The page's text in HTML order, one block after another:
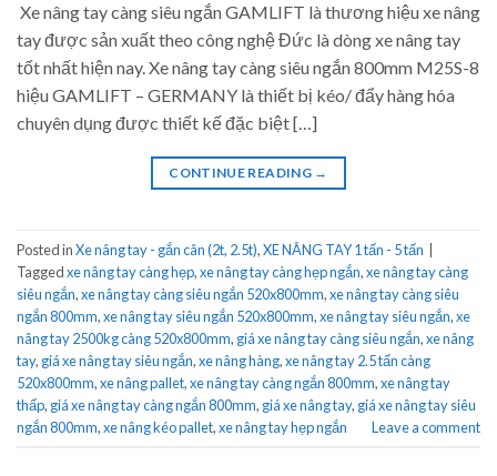
Xe nâng tay càng siêu ngắn GAMLIFT là thương hiệu xe nâng
tay được sản xuất theo công nghệ Đức là dòng xe nâng tay
tốt nhất hiện nay. Xe nâng tay càng siêu ngắn 800mm M25S-8
hiệu GAMLIFT – GERMANY là thiết bị kéo/ đẩy hàng hóa
chuyên dụng được thiết kế đặc biệt […]
CONTINUE READING →
Posted inXe nâng tay - gắn cân (2t, 2.5t),XE NÂNG TAY 1 tấn - 5 tấn
Taggedxe nâng tay càng hẹp,xe nâng tay càng hẹp ngắn,xe nâng tay càng
siêu ngắn,xe nâng tay càng siêu ngắn 520x800mm,xe nâng tay càng siêu
ngắn 800mm,xe nâng tay siêu ngắn 520x800mm,xe nâng tay siêu ngắn,xe
nâng tay 2500kg càng 520x800mm, giá xe nâng tay càng siêu ngắn,xe nâng
tay, giá xe nâng tay siêu ngắn,xe nâng hàng,xe nâng tay 2.5 tấn càng
520x800mm,xe nâng pallet,xe nâng tay càng ngắn 800mm,xe nâng tay
thấp, giá xe nâng tay càng ngắn 800mm, giá xe nâng tay, giá xe nâng tay siêu
ngắn 800mm,xe nâng kéo pallet,xe nâng tay hẹp ngắn Leave a comment